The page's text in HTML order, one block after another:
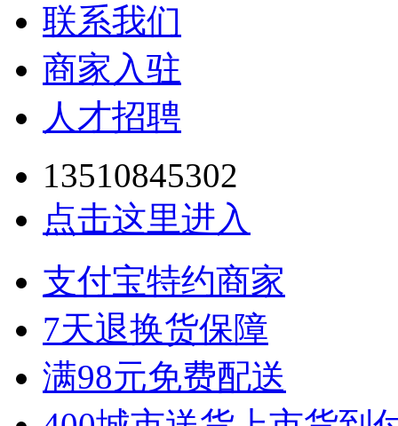
联系我们
商家入驻
人才招聘
13510845302
点击这里进入
支付宝特约商家
7天退换货保障
满98元免费配送